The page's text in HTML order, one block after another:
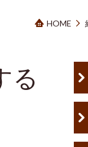
HOME
る